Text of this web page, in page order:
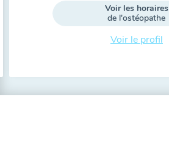
Voir les horaires
de l'ostéopathe
Voir le profil